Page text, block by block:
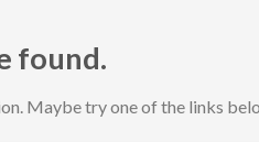
found.
Maybe try one of the links